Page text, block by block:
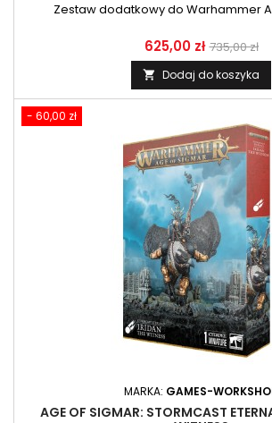
Zestaw dodatkowy do Warhammer
625,00 zł 735,00 zł
 Dodaj do koszyka
- 60,00 zł
MARKA: GAMES-
AGE OF SIGMAR: STORMCAST